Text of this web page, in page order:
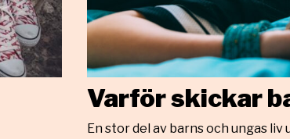
Varför skickar
En stor del av barns och ungas